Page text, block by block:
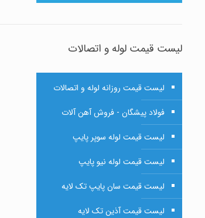
لیست قیمت لوله و اتصالات
لیست قیمت روزانه لوله و اتصالات
فولاد پیشگان - فروش آهن آلات
لیست قیمت لوله سوپر پایپ
لیست قیمت لوله نیو پایپ
لیست قیمت سان پایپ تک لایه
لیست قیمت آذین تک لایه